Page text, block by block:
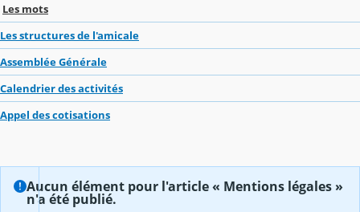
Les mots
Les structures de l'amicale
Assemblée Générale
Calendrier des activités
Appel des cotisations
Aucun élément pour l'article « Mentions légales »
n'a été publié.